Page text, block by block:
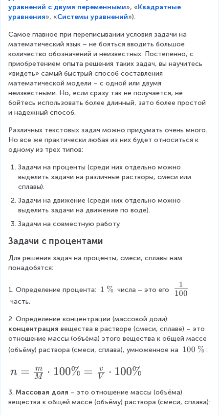
уравнений с двумя переменными», «Квадратные
уравнения», «Системы уравнений»).
Самое главное при переписывании условия задачи на
математический язык – не бояться вводить большое
количество обозначений и неизвестных. Постепенно, с
приобретением опыта решения таких задач, вы научитесь
«видеть» самый быстрый способ составления
математической модели – с одной или двумя
неизвестными. Но, если сразу так не получается, не
бойтесь использовать более длинный, зато более простой
и надежный способ.
Различных текстовых задач можно придумать очень много.
Но все же практически любая из них будет относиться к
одному из трех типов:
Задачи на проценты (среди них отдельно можно
выделить задачи на различные растворы, смеси или
сплавы).
Задачи на движение (среди них отдельно можно
выделить задачи на движение по воде).
Задачи на совместную работу.
Задачи с процентами
Для решения задач на проценты, смеси, сплавы нам
понадобятся:
1. Определение процента: 1
e
x
t
{
%
}
1 % числа – это его
\
a
c
{
{
100
1
часть.
2. Определение концентрации (массовой доли):
концентрация вещества в растворе (смеси, сплаве) – это
отношение массы (объёма) этого вещества к общей массе
(объёму) раствора (смеси, сплава), умноженное на 1
e
100 % :
n
\f
n = M
m ⋅ 100% = V
v ⋅ 100%
3. Массовая доля – это отношение массы (объёма)
вещества к общей массе (объёму) раствора (смеси, сплава):